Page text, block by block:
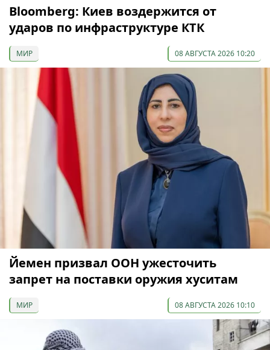
Bloomberg: Киев воздержится от
ударов по инфраструктуре КТК
МИР 08 АВГУСТА 2026 10:20
Йемен призвал ООН ужесточить
запрет на поставки оружия хуситам
МИР 08 АВГУСТА 2026 10:10